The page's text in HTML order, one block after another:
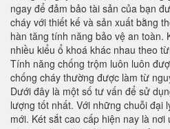
ngay để đảm bảo tài sản của bạn
cháy với thiết kế và sản xuất bằng
hàn tăng tính năng bảo vệ an toàn.
nhiều kiểu ổ khoá khác nhau theo
Tính năng chống trộm luôn luôn
chống cháy thường được làm từ
Dưới đây là một số tư vấn để sử
lượng tốt nhất. Với những chuỗi đại
mới. Két sắt cao cấp hiện nay là